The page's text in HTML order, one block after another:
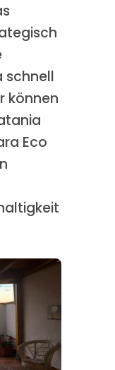
schnell
können
Eco